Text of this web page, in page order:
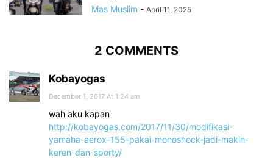
Mas Muslim - April 11, 2025
2 COMMENTS
Kobayogas
December 1, 2017 At 1:24 am
wah aku kapan
http://kobayogas.com/2017/11/30/modifikasi-
yamaha-aerox-155-pakai-monoshock-jadi-makin-
keren-dan-sporty/